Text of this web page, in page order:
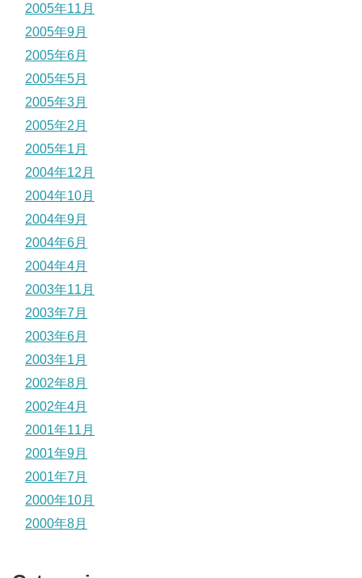
2005年11月
2005年9月
2005年6月
2005年5月
2005年3月
2005年2月
2005年1月
2004年12月
2004年10月
2004年9月
2004年6月
2004年4月
2003年11月
2003年7月
2003年6月
2003年1月
2002年8月
2002年4月
2001年11月
2001年9月
2001年7月
2000年10月
2000年8月